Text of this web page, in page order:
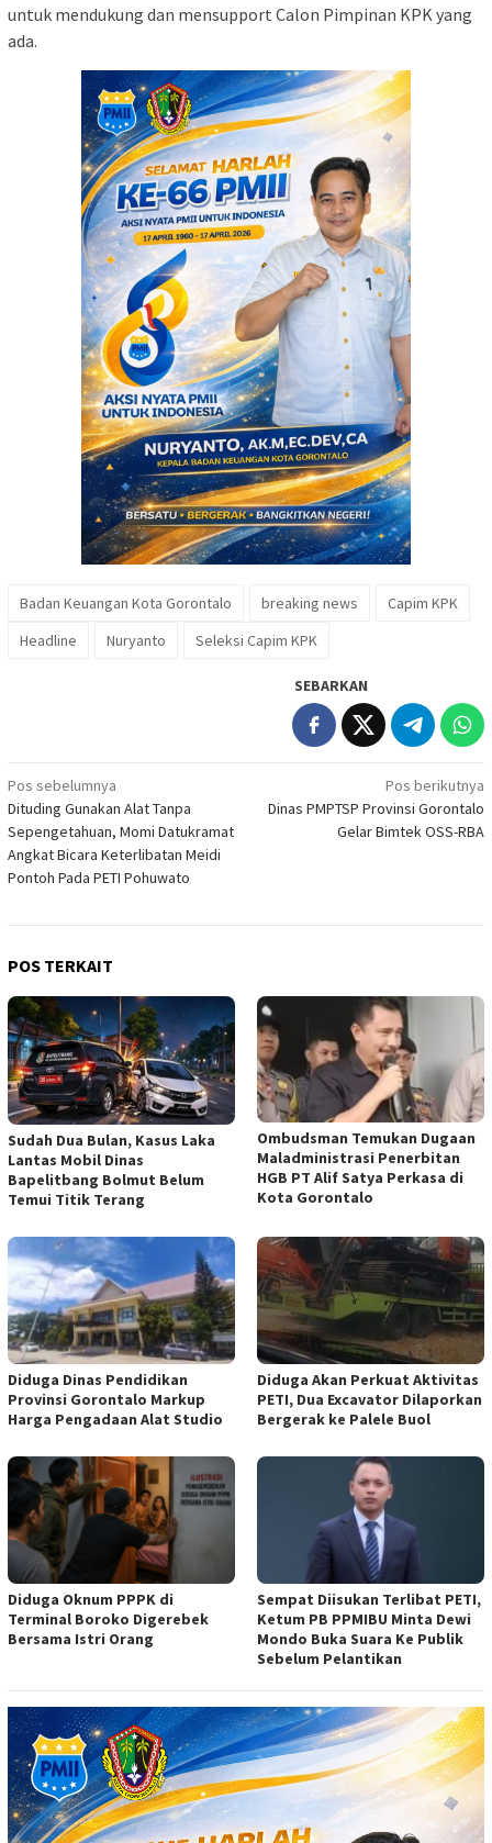
untuk mendukung dan mensupport Calon Pimpinan KPK yang
ada.
Badan Keuangan Kota Gorontalo breaking news
Capim KPK
Headline
Nuryanto Seleksi Capim KPK
SEBARKAN
Navigasi
pos
Pos sebelumnya
Dituding Gunakan Alat Tanpa
Sepengetahuan, Momi Datukramat
Angkat Bicara Keterlibatan Meidi
Pontoh Pada PETI Pohuwato
Pos berikutnya
Dinas PMPTSP Provinsi Gorontalo
Gelar Bimtek OSS-RBA
POS TERKAIT
Sudah Dua Bulan, Kasus Laka
Lantas Mobil Dinas
Bapelitbang Bolmut Belum
Temui Titik Terang
Ombudsman Temukan Dugaan
Maladministrasi Penerbitan
HGB PT Alif Satya Perkasa di
Kota Gorontalo
Diduga Dinas Pendidikan
Provinsi Gorontalo Markup
Harga Pengadaan Alat Studio
Diduga Akan Perkuat Aktivitas
PETI, Dua Excavator Dilaporkan
Bergerak ke Palele Buol
Diduga Oknum PPPK di
Terminal Boroko Digerebek
Bersama Istri Orang
Sempat Diisukan Terlibat PETI,
Ketum PB PPMIBU Minta Dewi
Mondo Buka Suara Ke Publik
Sebelum Pelantikan